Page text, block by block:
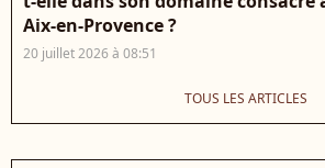
Aix-en-Provence ?
20 juillet 2026 à 08:51
TOUS LES ARTICLES